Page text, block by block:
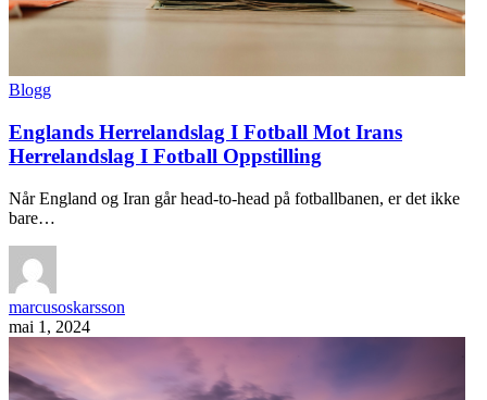
Blogg
Englands Herrelandslag I Fotball Mot Irans
Herrelandslag I Fotball Oppstilling
Når England og Iran går head-to-head på fotballbanen, er det ikke
bare…
marcusoskarsson
mai 1, 2024